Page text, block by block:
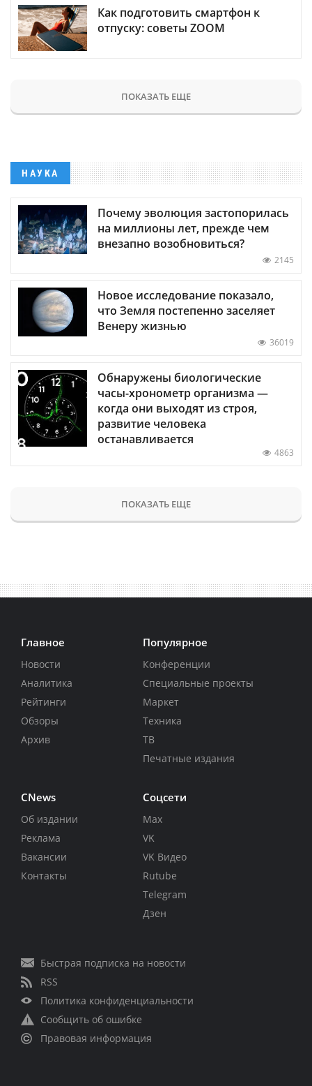
Как подготовить смартфон к
отпуску: советы ZOOM
ПОКАЗАТЬ ЕЩЕ
НАУКА
Почему эволюция застопорилась
на миллионы лет, прежде чем
внезапно возобновиться?
2145
Новое исследование показало,
что Земля постепенно заселяет
Венеру жизнью
36019
Обнаружены биологические
часы-хронометр организма —
когда они выходят из строя,
развитие человека
останавливается
4863
ПОКАЗАТЬ ЕЩЕ
Главное
Новости
Аналитика
Рейтинги
Обзоры
Архив
Популярное
Конференции
Специальные проекты
Маркет
Техника
ТВ
Печатные издания
CNews
Об издании
Реклама
Вакансии
Контакты
Соцсети
Max
VK
VK Видео
Rutube
Telegram
Дзен
Быстрая подписка на новости
RSS
Политика конфиденциальности
Сообщить об ошибке
Правовая информация